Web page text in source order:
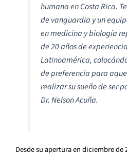
humana en Costa Rica.
de vanguardia y un
en medicina y biología
de 20 años de
Latinoamérica,
de preferencia para
realizar su sueño de ser
Dr. Nelson Acuña.
Desde su apertura en diciembre de